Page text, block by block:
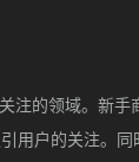
注的领域。新手
用户的关注。